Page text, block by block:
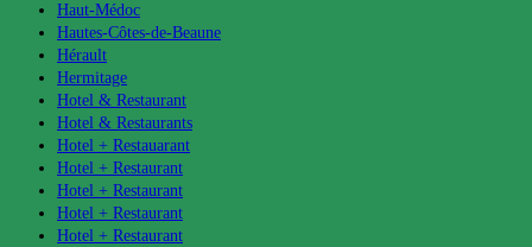
Haut-Médoc
Hautes-Côtes-de-Beaune
Hérault
Hermitage
Hotel & Restaurant
Hotel & Restaurants
Hotel + Restauarant
Hotel + Restaurant
Hotel + Restaurant
Hotel + Restaurant
Hotel + Restaurant